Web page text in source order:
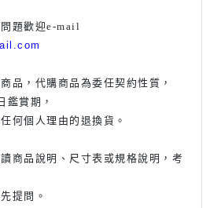
題歡迎e-mail
品，代購商品為委任契約性質，
鑑賞期，
何個人理由的退換貨。
商品說明、尺寸表或規格說明，考
提問。